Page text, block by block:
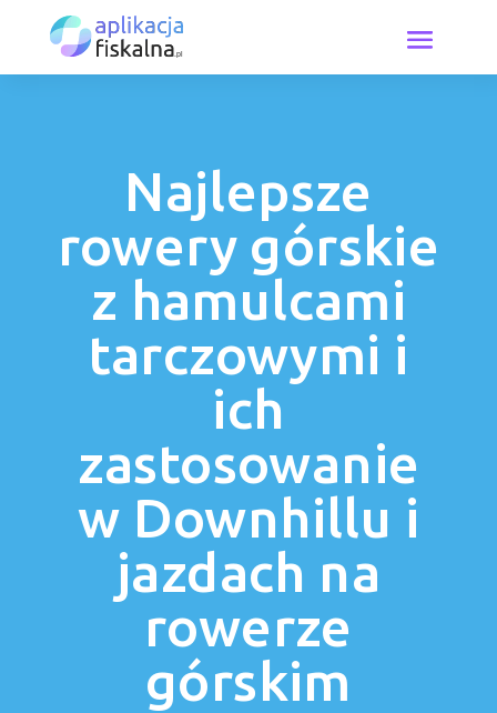
Najlepsze
rowery górskie
z hamulcami
tarczowymi i
ich
zastosowanie
w Downhillu i
jazdach na
rowerze
górskim